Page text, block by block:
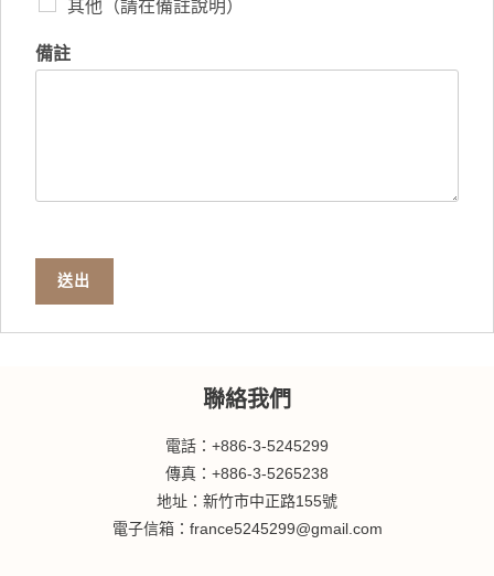
其他（請在備註說明）
備註
送出
聯絡我們
電話：+886-3-5245299
傳真：+886-3-5265238
地址：新竹市中正路155號
電子信箱：france5245299@gmail.com